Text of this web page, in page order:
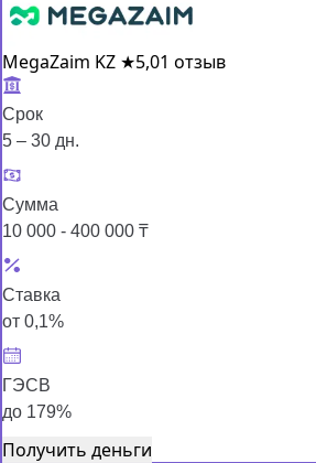
MegaZaim KZ ★5,01 отзыв
Срок
5 – 30 дн.
Сумма
10 000 - 400 000 ₸
Ставка
от 0,1%
ГЭСВ
до 179%
Получить деньги